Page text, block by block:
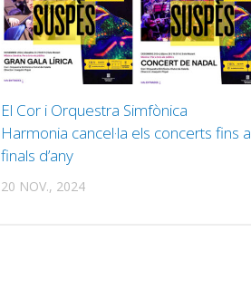
El Cor i Orquestra Simfònica
Harmonia cancel·la els concerts fins a
finals d’any
20 NOV., 2024